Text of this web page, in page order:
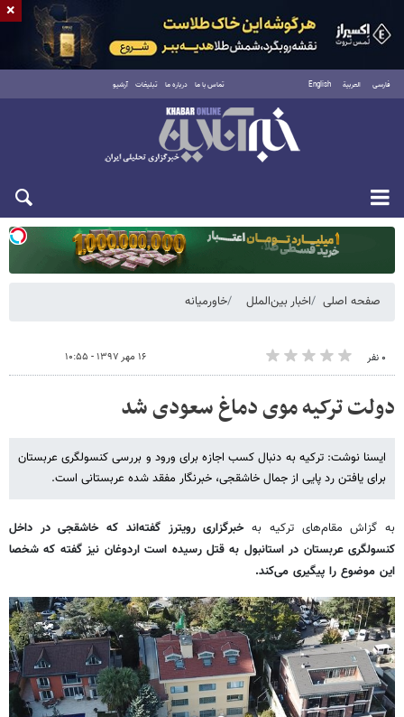
فارسی العربية English تماس با ما درباره ما تبلیغات آرشیو
دوشنبه ۱۹ مرداد ۱۴۰۵
صفحه اصلی اخبار بین‌الملل خاورمیانه
۰ نفر ۱۶ مهر ۱۳۹۷ - ۱۰:۵۵
دولت ترکیه موی دماغ سعودی شد
ایسنا نوشت: ترکیه به دنبال کسب اجازه برای ورود و بررسی کنسولگری عربستان
برای یافتن رد پایی از جمال خاشقجی، خبرنگار مفقد شده عربستانی است.
به گزاش مقام‌های ترکیه بهخبرگزاری رویترز گفته‌اند که خاشقجی در داخل
کنسولگری عربستان در استانبول به قتل رسیده است اردوغان نیز گفته که شخصا
این موضوع را پیگیری می‌کند.
×